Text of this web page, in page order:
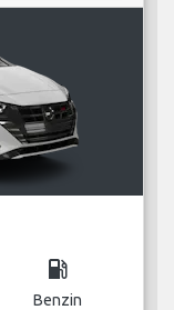
local_gas_station
Benzin